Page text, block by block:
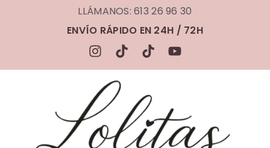
LLÁMANOS: 613 26 96 30
ENVÍO RÁPIDO EN 24H / 72H